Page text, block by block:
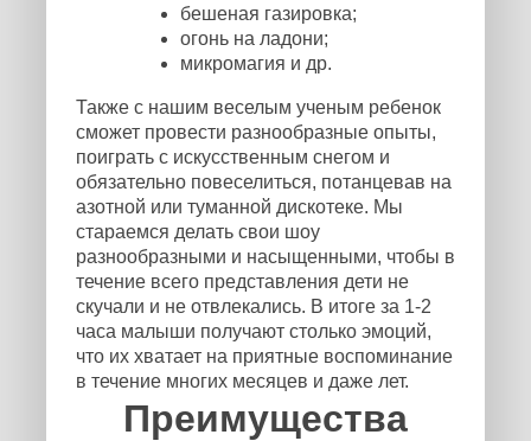
бешеная газировка;
огонь на ладони;
микромагия и др.
Также с нашим веселым ученым ребенок
сможет провести разнообразные опыты,
поиграть с искусственным снегом и
обязательно повеселиться, потанцевав на
азотной или туманной дискотеке. Мы
стараемся делать свои шоу
разнообразными и насыщенными, чтобы в
течение всего представления дети не
скучали и не отвлекались. В итоге за 1-2
часа малыши получают столько эмоций,
что их хватает на приятные воспоминание
в течение многих месяцев и даже лет.
Преимущества